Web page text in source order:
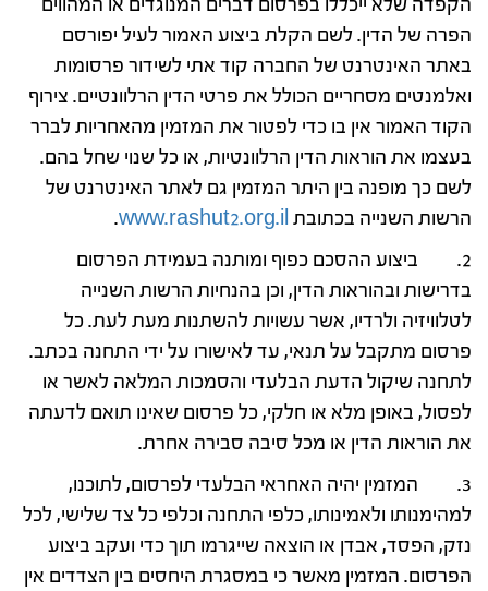
הקפדה שלא ייכללו בפרסום דברים המנוגדים או המהווים
הפרה של הדין. לשם הקלת ביצוע האמור לעיל יפורסם
באתר האינטרנט של החברה קוד אתי לשידור פרסומות
ואלמנטים מסחריים הכולל את פרטי הדין הרלוונטיים. צירוף
הקוד האמור אין בו כדי לפטור את המזמין מהאחריות לברר
בעצמו את הוראות הדין הרלוונטיות, או כל שנוי שחל בהם.
לשם כך מופנה בין היתר המזמין גם לאתר האינטרנט של
הרשות השנייה בכתובת www.rashut2.org.il
.
2. ביצוע ההסכם כפוף ומותנה בעמידת הפרסום
בדרישות ובהוראות הדין, וכן בהנחיות הרשות השנייה
לטלוויזיה ולרדיו, אשר עשויות להשתנות מעת לעת. כל
פרסום מתקבל על תנאי, עד לאישורו על ידי התחנה בכתב.
לתחנה שיקול הדעת הבלעדי והסמכות המלאה לאשר או
לפסול, באופן מלא או חלקי, כל פרסום שאינו תואם לדעתה
את הוראות הדין או מכל סיבה סבירה אחרת.
3. המזמין יהיה האחראי הבלעדי לפרסום, לתוכנו,
למהימנותו ולאמינותו, כלפי התחנה וכלפי כל צד שלישי, לכל
נזק, הפסד, אבדן או הוצאה שייגרמו תוך כדי ועקב ביצוע
הפרסום. המזמין מאשר כי במסגרת היחסים בין הצדדים אין